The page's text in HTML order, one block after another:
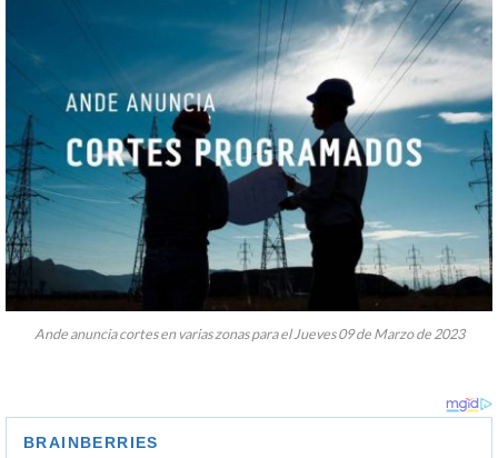
Ande anuncia cortes en varias zonas para el Jueves 09 de Marzo de 2023